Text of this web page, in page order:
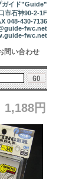
ガイド”Guide”
市石神90-2-1F
048-430-7136
fwc.net
fwc.net
問い合わせ
1,188円